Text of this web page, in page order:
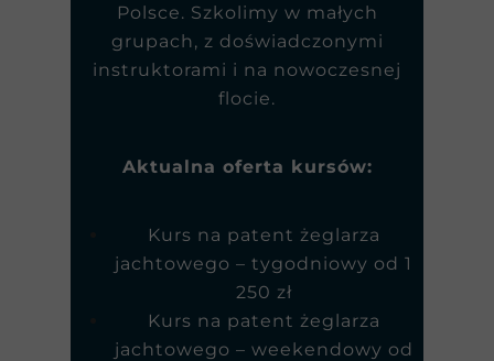
Polsce. Szkolimy w małych
grupach, z doświadczonymi
instruktorami i na nowoczesnej
flocie.
Aktualna oferta kursów:
Kurs na patent żeglarza
jachtowego – tygodniowy od 1
250 zł
Kurs na patent żeglarza
jachtowego – weekendowy od